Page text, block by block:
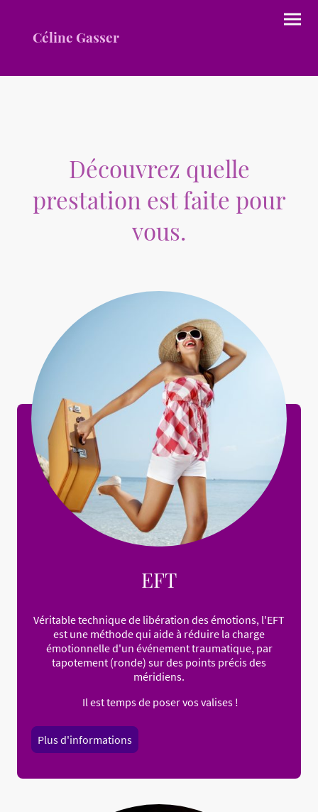
Céline Gasser
Découvrez quelle
prestation est faite pour
vous.
EFT
Véritable technique de libération des émotions, l'EFT
est une méthode qui aide à réduire la charge
émotionnelle d'un événement traumatique, par
tapotement (ronde) sur des points précis des
méridiens.
Il est temps de poser vos valises !
Plus d'informations